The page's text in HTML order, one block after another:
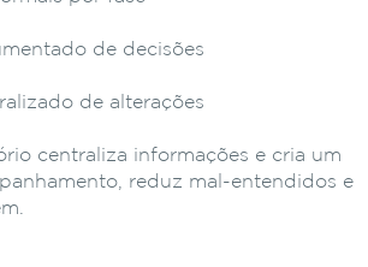
de decisões
de alterações
centraliza informações e cria um
reduz mal-entendidos e